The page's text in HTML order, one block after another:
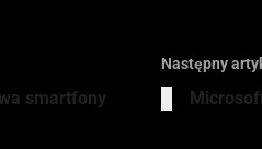
smartfony
Następny